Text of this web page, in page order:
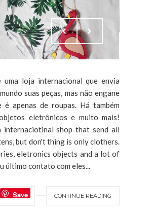
uma loja internacional que envia
suas peças, mas não engane
é apenas de roupas. Há também
eletrônicos e muito mais!
internaciotinal shop that send all
but don't thing is only clothers.
eletronics objects and a lot of
último contato com eles...
CONTINUE READING
Save